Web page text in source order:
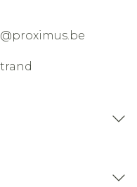
proximus.be